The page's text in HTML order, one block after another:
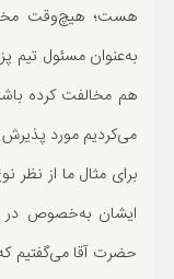
هست؛ هیچ‌وقت
به‌عنوان مسئول تیم
هم مخالفت کرده
می‌کردیم مورد
برای مثال ما از نظر
ایشان به‌خصوص در
حضرت آقا می‌گفتیم